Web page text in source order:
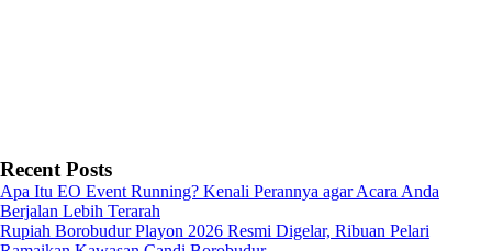
Recent Posts
Apa Itu EO Event Running? Kenali Perannya agar Acara Anda
Berjalan Lebih Terarah
Rupiah Borobudur Playon 2026 Resmi Digelar, Ribuan Pelari